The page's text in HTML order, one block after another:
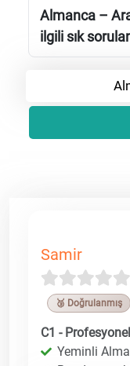
Almanca –
ilgili sık
Samir
🥉 Doğrulanmış
C1 - Profesyonel
Yeminli